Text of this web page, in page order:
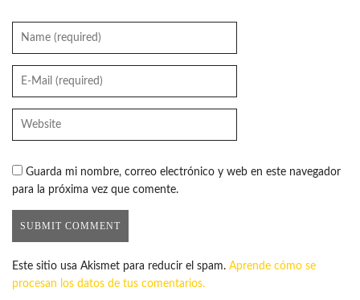
Guarda mi nombre, correo electrónico y web en este navegador
para la próxima vez que comente.
Este sitio usa Akismet para reducir el spam. Aprende cómo se
procesan los datos de tus comentarios.